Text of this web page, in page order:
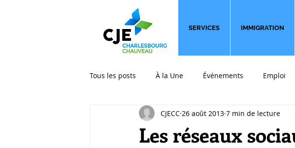
SERVICES IMMIGRATION
Tous les posts À la Une Événements Emploi
International Les billets qui font du bien
Les réseaux
CJECC 26 août 2013 7 min de lecture